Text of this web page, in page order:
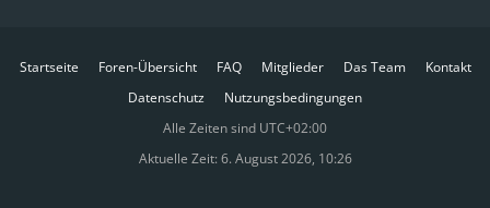
Startseite Foren-Übersicht FAQ Mitglieder Das Team
Kontakt
Datenschutz
Nutzungsbedingungen
Alle Zeiten sind UTC+02:00
Aktuelle Zeit: 6. August 2026, 10:26